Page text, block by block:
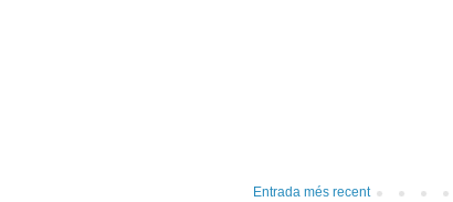
Entrada més recent